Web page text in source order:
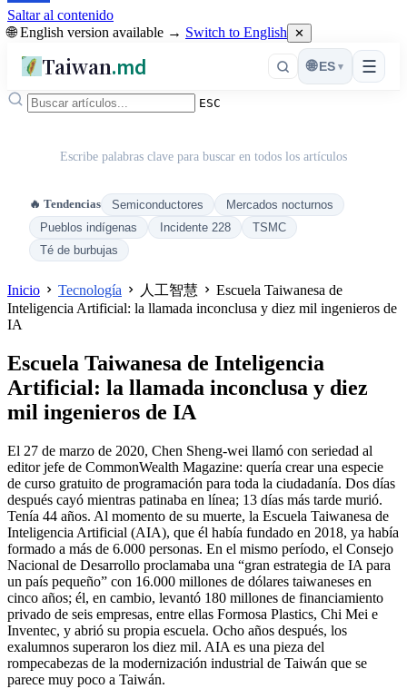
Saltar al contenido
🌐 English version available → Switch to English ✕
Taiwan.md ☰
🌐 ES ▾
ESC
Escribe palabras clave para buscar en todos los artículos
🔥 Tendencias Semiconductores
Mercados nocturnos
Pueblos indígenas
Incidente 228
TSMC
Té de burbujas
Inicio Tecnología 人工智慧
Escuela Taiwanesa de
Inteligencia Artificial: la llamada inconclusa y diez mil ingenieros de
IA
Escuela Taiwanesa de Inteligencia
Artificial: la llamada inconclusa y diez
mil ingenieros de IA
El 27 de marzo de 2020, Chen Sheng-wei llamó con seriedad al
editor jefe de CommonWealth Magazine: quería crear una especie
de curso gratuito de programación para toda la ciudadanía. Dos días
después cayó mientras patinaba en línea; 13 días más tarde murió.
Tenía 44 años. Al momento de su muerte, la Escuela Taiwanesa de
Inteligencia Artificial (AIA), que él había fundado en 2018, ya había
formado a más de 6.000 personas. En el mismo período, el Consejo
Nacional de Desarrollo proclamaba una “gran estrategia de IA para
un país pequeño” con 16.000 millones de dólares taiwaneses en
cinco años; él, en cambio, levantó 180 millones de financiamiento
privado de seis empresas, entre ellas Formosa Plastics, Chi Mei e
Inventec, y abrió su propia escuela. Ocho años después, los
exalumnos superaron los diez mil. AIA es una pieza del
rompecabezas de la modernización industrial de Taiwán que se
parece muy poco a Taiwán.